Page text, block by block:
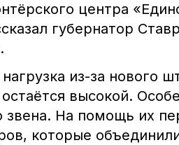
центра
губернатор
из-за нового
высокой.
На помощь их
которые